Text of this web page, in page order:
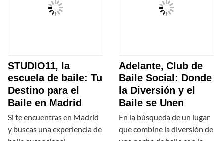
STUDIO11, la
escuela de baile: Tu
Destino para el
Baile en Madrid
Si te encuentras en Madrid
y buscas una experiencia de
Adelante, Club de
Baile Social: Donde
la Diversión y el
Baile se Unen
En la búsqueda de un lugar
que combine la diversión de